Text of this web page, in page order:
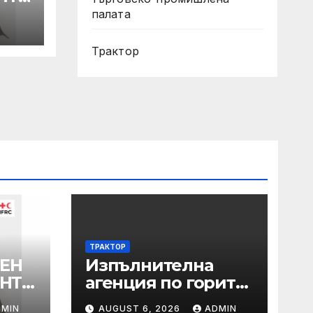
палата
Трактор
ТРАКТОР
Изпълнителна
агенция по горите
| Новини
AUGUST 6, 2026 ADMIN